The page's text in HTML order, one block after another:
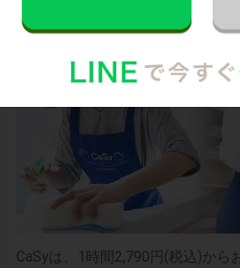
CaSyは、1時間2,790円(税込)から